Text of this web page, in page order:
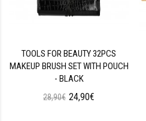
TOOLS FOR BEAUTY 32PCS
MAKEUP BRUSH SET WITH POUCH
- BLACK
28,90€ 24,90€